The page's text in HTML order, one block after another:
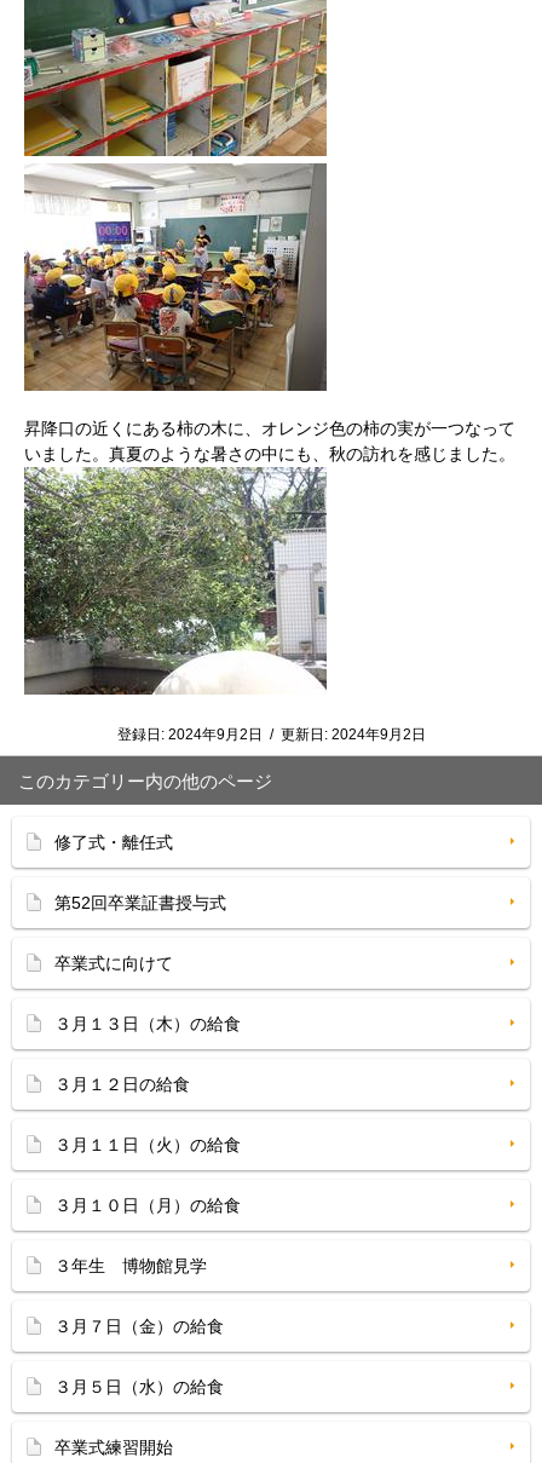
昇降口の近くにある柿の木に、オレンジ色の柿の実が一つなって
いました。真夏のような暑さの中にも、秋の訪れを感じました。
登録日: 2024年9月2日 / 更新日: 2024年9月2日
このカテゴリー内の他のページ
修了式・離任式
第52回卒業証書授与式
卒業式に向けて
３月１３日（木）の給食
３月１２日の給食
３月１１日（火）の給食
３月１０日（月）の給食
３年生 博物館見学
３月７日（金）の給食
３月５日（水）の給食
卒業式練習開始